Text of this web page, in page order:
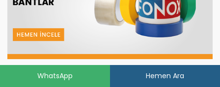
WhatsApp Hemen Ara